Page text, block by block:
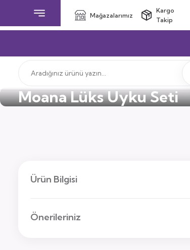
Mağazalarımız
Kargo
Takip
Moana Lüks Uyku Seti
Ürün Bilgisi
Önerileriniz